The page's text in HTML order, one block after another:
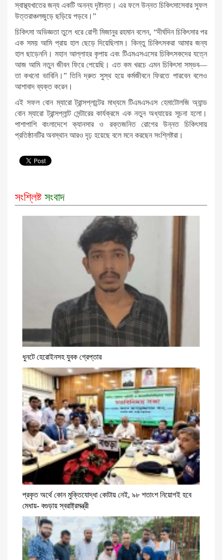
স্বাস্থ্যখাতের জন্য একটি অনন্য দৃষ্টান্ত। এর ফলে উন্নত চিকিৎসাসেবার সুফল
উত্তরাঞ্চলজুড়ে ছড়িয়ে পড়বে।”
চিকিৎসা অভিজ্ঞতা তুলে ধরে রোগী মিজানুর রহমান বলেন, “দীর্ঘদিন চিকিৎসার পর
এক সময় আমি প্রায় হাল ছেড়ে দিয়েছিলাম। কিন্তু চিকিৎসকরা আমার জন্য
হাল ছাড়েননি। মহান আল্লাহর কৃপায় এবং টিএমএসএসের চিকিৎসকদের যত্নে
আজ আমি নতুন জীবন ফিরে পেয়েছি। এত কম খরচে এমন চিকিৎসা সম্ভব—
তা কখনো ভাবিনি।” তিনি দ্রুত সুস্থ হয়ে কর্মজীবনে ফিরতে পারবেন বলেও
আশাবাদ ব্যক্ত করেন।
এই সফল বোন ম্যারো ট্রান্সপ্লান্টের মাধ্যমে টিএমএসএস হেমাটোলজি অ্যান্ড
বোন ম্যারো ট্রান্সপ্লান্ট সেন্টারের কার্যক্রমে এক নতুন অধ্যায়ের সূচনা হলো।
পাশাপাশি বাংলাদেশে ক্যানসার ও রক্তজনিত রোগের উন্নত চিকিৎসায়
প্রতিষ্ঠানটির অবস্থান আরও দৃঢ় হয়েছে বলে মনে করছেন সংশ্লিষ্টরা।
সংশ্লিষ্ট সংবাদ
ধুনটে হেরোইনসহ যুবক গ্রেপ্তার
প্রকৃত অর্থে কোন মুক্তিযোদ্ধা কোটায় নেই, ৯৮ শতাংশ নিয়োগই হবে
মেধায়- বগুড়ায় স্বরাষ্ট্রমন্ত্রী